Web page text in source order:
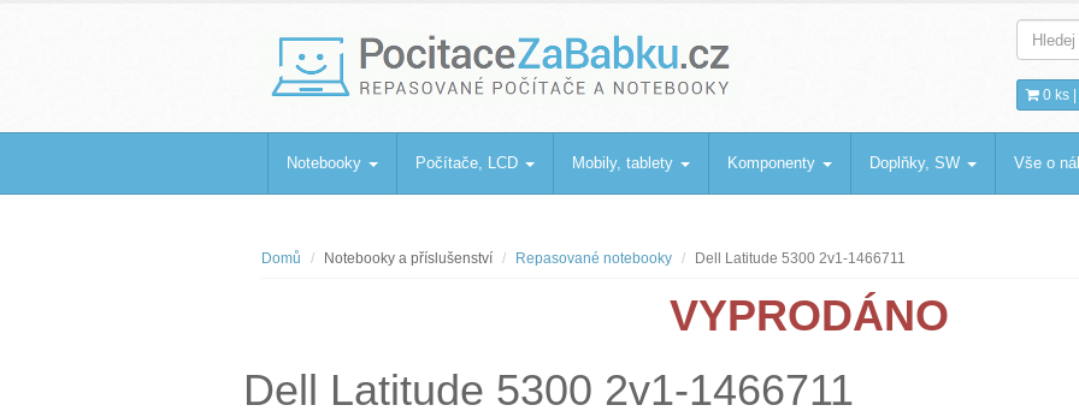
PocitaceZaBabku.cz
Repasované počítače a notebooky 0 ks |
Notebooky Počítače, LCD Mobily, tablety Komponenty Doplňky, SW Vše o
Domů Notebooky a příslušenství Repasované notebooky Dell Latitude 5300 2v1-1466711
VYPRODÁNO
Dell Latitude 5300 2v1-1466711